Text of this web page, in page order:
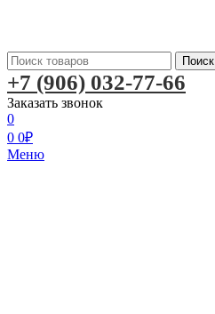
Поиск
+7 (906) 032-77-66
Заказать звонок
0
0 0₽
Меню